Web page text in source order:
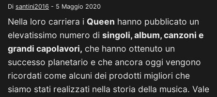
Di santini2016 - 5 Maggio 2020
Nella loro carriera i Queen hanno pubblicato un
elevatissimo numero di singoli, album, canzoni e
grandi capolavori, che hanno ottenuto un
successo planetario e che ancora oggi vengono
ricordati come alcuni dei prodotti migliori che
siamo stati realizzati nella storia della musica. Vale